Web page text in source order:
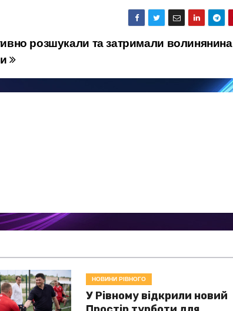
розшукали та затримали волинянина
НОВИНИ РІВНОГО
У Рівному відкрили новий